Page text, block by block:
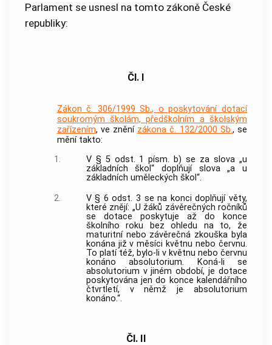
Parlament se usnesl na tomto zákoně České
republiky:
Čl. I
Zákon č. 306/1999 Sb., o poskytování dotací
soukromým školám, předškolním a školským
zařízením, ve znění zákona č. 132/2000 Sb., se
mění takto:
1.
V § 5 odst. 1 písm. b) se za slova „u
základních škol“ doplňují slova „a u
základních uměleckých škol“.
2.
V § 6 odst. 3 se na konci doplňují věty,
které znějí: „U žáků závěrečných ročníků
se dotace poskytuje až do konce
školního roku bez ohledu na to, že
maturitní nebo závěrečná zkouška byla
konána již v měsíci květnu nebo červnu.
To platí též, bylo-li v květnu nebo červnu
konáno absolutorium. Koná-li se
absolutorium v jiném období, je dotace
poskytována jen do konce kalendářního
čtvrtletí, v němž je absolutorium
konáno.“.
Čl. II